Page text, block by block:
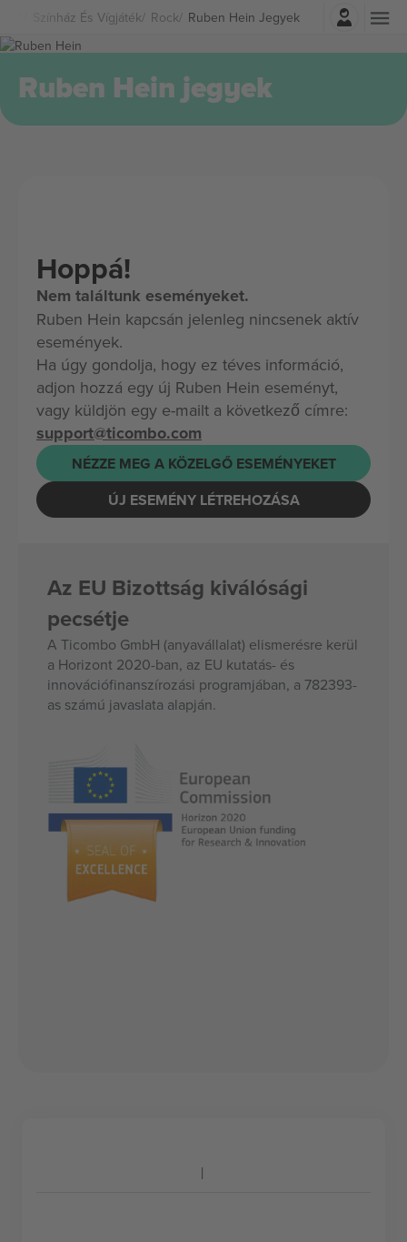
Színház És Vígjáték Rock Ruben Hein Jegyek
Belépés
Ruben Hein jegyek
Hoppá!
Nem találtunk eseményeket.
Ruben Hein kapcsán jelenleg nincsenek aktív
események.
Ha úgy gondolja, hogy ez téves információ,
adjon hozzá egy új Ruben Hein eseményt,
vagy küldjön egy e-mailt a következő címre:
support@ticombo.com
NÉZZE MEG A KÖZELGŐ ESEMÉNYEKET
ÚJ ESEMÉNY LÉTREHOZÁSA
Az EU Bizottság kiválósági
pecsétje
A Ticombo GmbH (anyavállalat) elismerésre kerül
a Horizont 2020-ban, az EU kutatás- és
innovációfinanszírozási programjában, a 782393-
as számú javaslata alapján.